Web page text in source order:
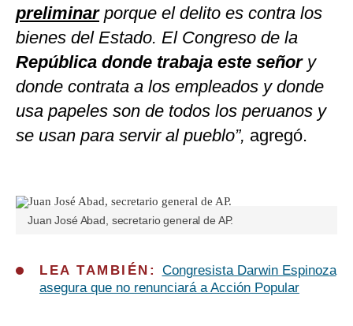
preliminarporque el delito es contra los
bienes del Estado. El Congreso de la
República donde trabaja este señory
donde contrata a los empleados y donde
usa papeles son de todos los peruanos y
se usan para servir al pueblo”, agregó.
Juan José Abad, secretario general de AP.
LEA TAMBIÉN: Congresista Darwin Espinoza
asegura que no renunciará a Acción Popular